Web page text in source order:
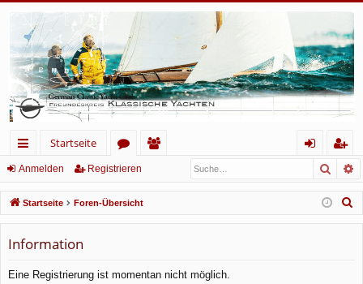
ch
ne
llz
ug
Startseite
or
en
lie
de
m
el
eg
ist
rie
Anmelden Registrieren
Startseite Foren-Übersicht
Information
Eine Registrierung ist momentan nicht möglich.